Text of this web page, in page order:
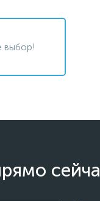
выбор!